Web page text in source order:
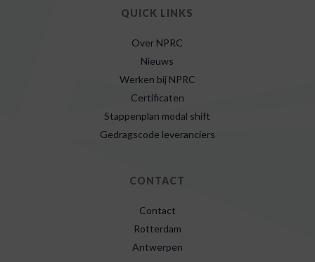
QUICK LINKS
Over NPRC
Nieuws
Werken bij NPRC
Certificaten
Stappenplan modal shift
Gedragscode leveranciers
CONTACT
Contact
Rotterdam
Antwerpen